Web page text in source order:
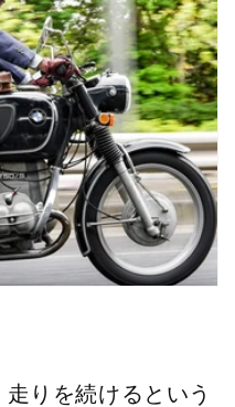
りを続けるという